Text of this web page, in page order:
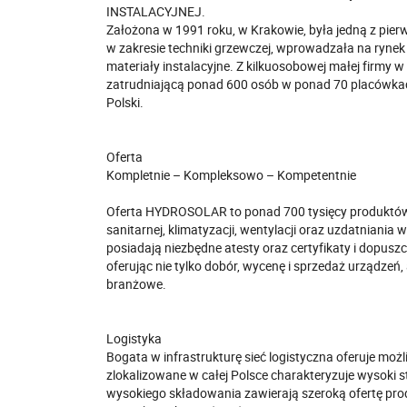
INSTALACYJNEJ.
Założona w 1991 roku, w Krakowie, była jedną z
w zakresie techniki grzewczej, wprowadzała na
materiały instalacyjne. Z kilkuosobowej małej firmy
zatrudniającą ponad 600 osób w ponad 70
Polski.
Oferta
Kompletnie – Kompleksowo – Kompetentnie
Oferta HYDROSOLAR to ponad 700 tysięcy
sanitarnej, klimatyzacji, wentylacji oraz uzdatniania
posiadają niezbędne atesty oraz certyfikaty i
oferując nie tylko dobór, wycenę i sprzedaż
branżowe.
Logistyka
Bogata w infrastrukturę sieć logistyczna oferuje
zlokalizowane w całej Polsce charakteryzuje
wysokiego składowania zawierają szeroką ofertę